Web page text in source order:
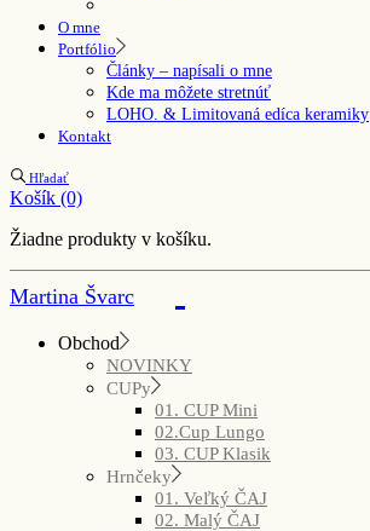
O mne
Portfólio
Články – napísali o mne
Kde ma môžete stretnúť
LOHO. & Limitovaná edíca keramiky
Kontakt
Hľadať
Košík (0)
Žiadne produkty v košíku.
Martina Švarc
Obchod
NOVINKY
CUPy
01. CUP Mini
02.Cup Lungo
03. CUP Klasik
Hrnčeky
01. Veľký ČAJ
02. Malý ČAJ